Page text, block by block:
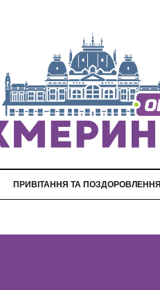
ПРИВІТАННЯ ТА ПОЗДОРОВЛЕННЯ